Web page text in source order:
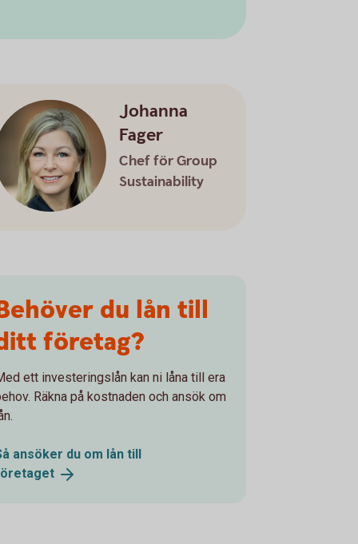
Johanna
Fager
Chef för Group
Sustainability
du lån till
företag?
ett investeringslån kan ni låna till era
Räkna på kostnaden och ansök om
ansöker du om lån till